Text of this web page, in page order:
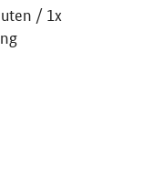
/ 1x